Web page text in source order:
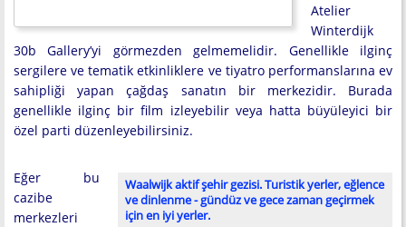
Atelier
Winterdijk
30b Gallery’yi görmezden gelmemelidir. Genellikle ilginç
sergilere ve tematik etkinliklere ve tiyatro performanslarına ev
sahipliği yapan çağdaş sanatın bir merkezidir. Burada
genellikle ilginç bir film izleyebilir veya hatta büyüleyici bir
özel parti düzenleyebilirsiniz.
Waalwijk aktif şehir gezisi. Turistik yerler, eğlence
ve dinlenme - gündüz ve gece zaman geçirmek
için en iyi yerler.
Eğer bu
cazibe
merkezleri